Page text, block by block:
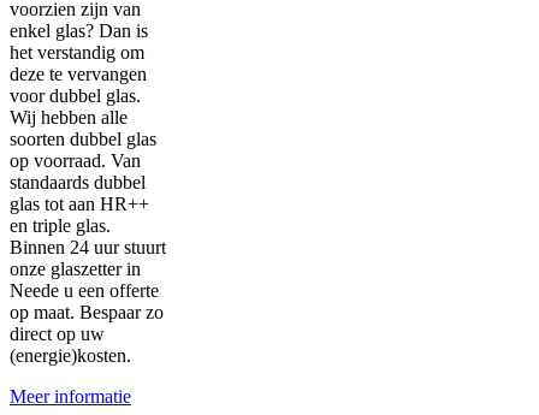
voorzien zijn van
enkel glas? Dan is
het verstandig om
deze te vervangen
voor dubbel glas.
Wij hebben alle
soorten dubbel glas
op voorraad. Van
standaards dubbel
glas tot aan HR++
en triple glas.
Binnen 24 uur stuurt
onze glaszetter in
Neede u een offerte
op maat. Bespaar zo
direct op uw
(energie)kosten.
Meer informatie